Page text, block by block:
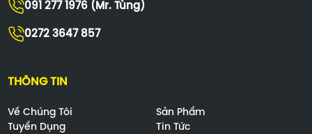
091 277 1976 (Mr. Tùng)
0272 3647 857
THÔNG TIN
Về Chúng Tôi
Sản Phẩm
Tuyển Dụng
Tin Tức